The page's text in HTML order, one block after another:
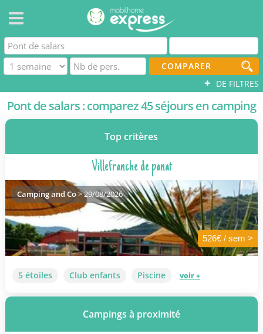
COMPARER
+ DE FILTRES
Pont de salars : comparez 45 séjours en camping
Top critères
Villefranche de panat
526€ / sem >
Camping and Co> 29/08/2026
5 étoiles Club enfants Piscine voir +
Campings à proximité